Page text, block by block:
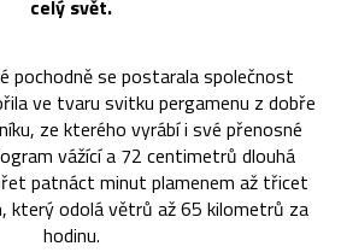
celý svět.
pochodně se postarala společnost
ve tvaru svitku pergamenu z dobře
ze kterého vyrábí i své přenosné
vážící a 72 centimetrů dlouhá
patnáct minut plamenem až třicet
který odolá větrů až 65 kilometrů za
hodinu.